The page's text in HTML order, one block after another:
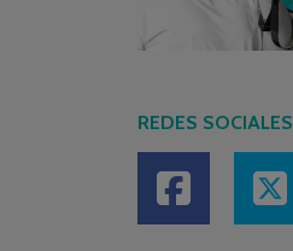
REDES SOCIALES